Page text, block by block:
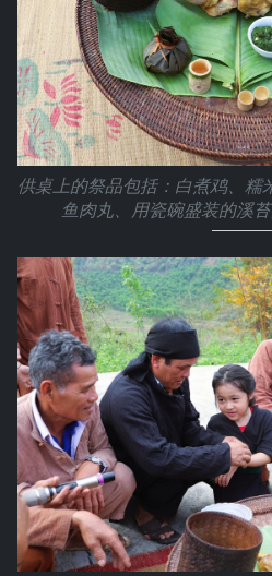
供桌上的祭品包括：白煮鸡、糯
鱼肉丸、用瓷碗盛装的溪